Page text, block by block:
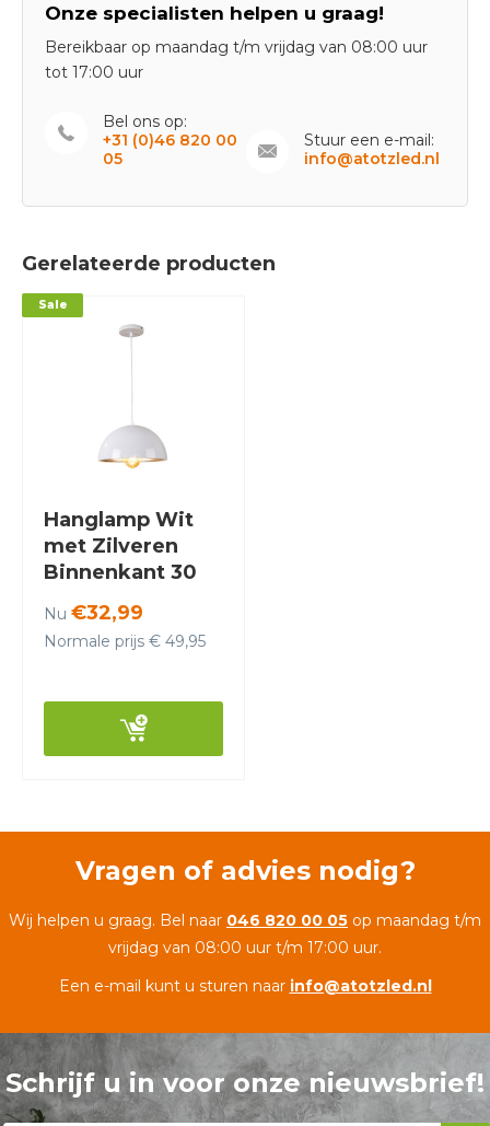
Onze specialisten helpen u graag!
Bereikbaar op maandag t/m vrijdag van 08:00 uur
tot 17:00 uur
Bel ons op:
+31 (0)46 820 00
05
Stuur een e-mail:
info@atotzled.nl
Gerelateerde producten
Hanglamp Wit
met Zilveren
Binnenkant 30
Lucano
Sale
Nu €32,99
Normale prijs € 49,95
Vragen of advies nodig?
Wij helpen u graag. Bel naar 046 820 00 05 op maandag t/m
vrijdag van 08:00 uur t/m 17:00 uur.
Een e-mail kunt u sturen naar info@atotzled.nl
Schrijf u in voor onze nieuwsbrief!